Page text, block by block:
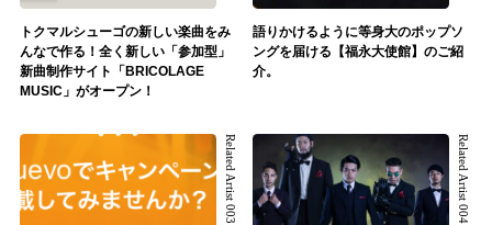
トクマルシューゴの新しい楽曲をみ
んなで作る！全く新しい「参加型」
新曲制作サイト「BRICOLAGE
MUSIC」がオープン！
語りかけるように等身大のポップソ
ングを届ける【福永大使館】のご紹
介。
Related Artist 003 Related Artist 004